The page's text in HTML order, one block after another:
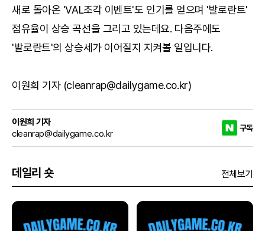
새로 돌아온 'VAL조각 이벤트'도 인기를 얻으며 '발로란트'
점유율이 상승 곡선을 그리고 있는데요. 다음주에도
'발로란트'의 상승세가 이어질지 지켜볼 일입니다.
이원희 기자 (cleanrap@dailygame.co.kr)
이원희 기자
cleanrap@dailygame.co.kr
구독
데일리 숏 전체보기